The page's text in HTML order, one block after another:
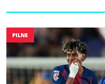
PILNE